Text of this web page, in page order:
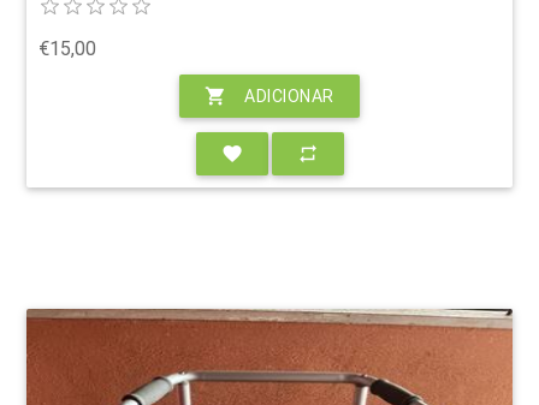
€15,00
shopping_cart ADICIONAR
favorite repeat